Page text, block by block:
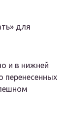
для
и в нижней
перенесенных